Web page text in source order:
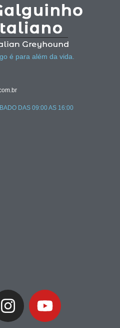
é para além da vida.
DAS 09:00 AS 16:00